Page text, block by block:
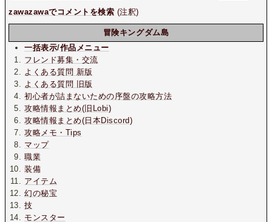
zawazawaでコメントを検索 (注釈)
冒険キングダム島
一括表示/作品メニュー
フレンド募集・交流
よくある質問 新版
よくある質問 旧版
初心者が詰まないための序盤の攻略方法
攻略情報まとめ(旧Lobi)
攻略情報まとめ(日本Discord)
攻略メモ・Tips
マップ
職業
装備
アイテム
幻の秘宝
技
モンスター